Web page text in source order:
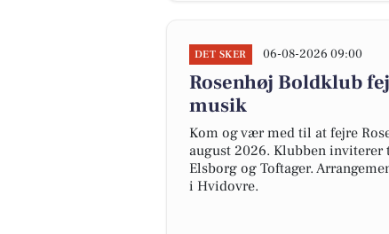
DET SKER 06-08-2026 09:00
Rosenhøj Boldklub
musik
Kom og vær med til at fejre
august 2026. Klubben
Elsborg og Toftager.
i Hvidovre.